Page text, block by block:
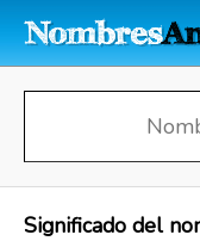
Significado del